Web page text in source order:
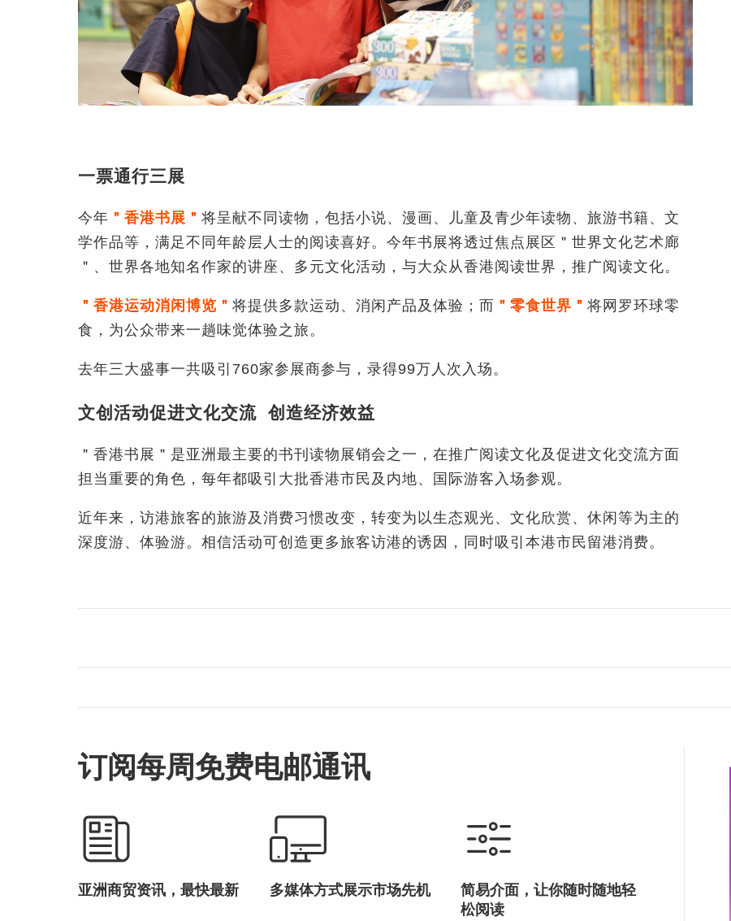
一票通行三展
今年 ＂香港书展＂ 将呈献不同读物，包括小说、漫画、儿童及青少年读物、旅游书籍、文
学作品等，满足不同年龄层人士的阅读喜好。今年书展将透过焦点展区＂世界文化艺术廊
＂、世界各地知名作家的讲座、多元文化活动，与大众从香港阅读世界，推广阅读文化。
＂香港运动消闲博览＂ 将提供多款运动、消闲产品及体验；而 ＂零食世界＂ 将网罗环球零
食，为公众带来一趟味觉体验之旅。
去年三大盛事一共吸引760家参展商参与，录得99万人次入场。
文创活动促进文化交流 创造经济效益
＂香港书展＂是亚洲最主要的书刊读物展销会之一，在推广阅读文化及促进文化交流方面
担当重要的角色，每年都吸引大批香港市民及内地、国际游客入场参观。
近年来，访港旅客的旅游及消费习惯改变，转变为以生态观光、文化欣赏、休闲等为主的
深度游、体验游。相信活动可创造更多旅客访港的诱因，同时吸引本港市民留港消费。
订阅每周免费电邮通讯
亚洲商贸资讯，最快最新 多媒体方式展示市场先机
简易介面，让你随时随地轻
松阅读